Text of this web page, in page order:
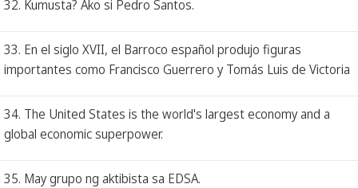
32. Kumusta? Ako si Pedro Santos.
33. En el siglo XVII, el Barroco español produjo figuras
importantes como Francisco Guerrero y Tomás Luis de Victoria
34. The United States is the world's largest economy and a
global economic superpower.
35. May grupo ng aktibista sa EDSA.